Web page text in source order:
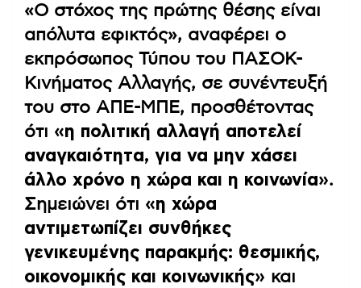
«Ο στόχος της πρώτης θέσης είναι
απόλυτα εφικτός», αναφέρει ο
εκπρόσωπος Τύπου του ΠΑΣΟΚ-
Κινήματος Αλλαγής, σε συνέντευξή
του στο ΑΠΕ-ΜΠΕ, προσθέτοντας
ότι «η πολιτική αλλαγή αποτελεί
αναγκαιότητα, για να μην χάσει
άλλο χρόνο η χώρα και η κοινωνία».
Σημειώνει ότι «η χώρα
αντιμετωπίζει συνθήκες
γενικευμένης παρακμής: θεσμικής,
οικονομικής και κοινωνικής» και